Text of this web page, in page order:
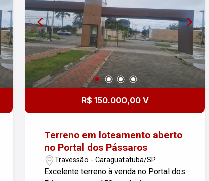
R$ 150.000,00 V
Terreno em loteamento aberto
no Portal dos Pássaros
Travessão - Caraguatatuba/SP
Excelente terreno à venda no Portal dos